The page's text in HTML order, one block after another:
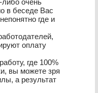
либо очень
в беседе Вас
где и
оплату
где 100%
вы можете зря
а результат